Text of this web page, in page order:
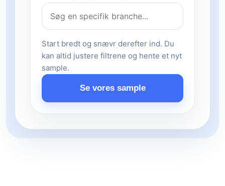
Start bredt og snævr derefter ind. Du
kan altid justere filtrene og hente et nyt
sample.
Se vores sample